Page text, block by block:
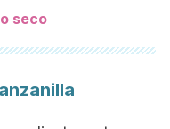
seco